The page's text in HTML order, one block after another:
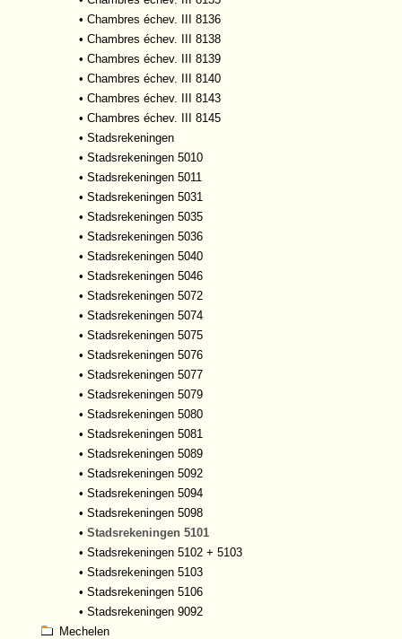
• Chambres échev. III 8136
• Chambres échev. III 8138
• Chambres échev. III 8139
• Chambres échev. III 8140
• Chambres échev. III 8143
• Chambres échev. III 8145
• Stadsrekeningen
• Stadsrekeningen 5010
• Stadsrekeningen 5011
• Stadsrekeningen 5031
• Stadsrekeningen 5035
• Stadsrekeningen 5036
• Stadsrekeningen 5040
• Stadsrekeningen 5046
• Stadsrekeningen 5072
• Stadsrekeningen 5074
• Stadsrekeningen 5075
• Stadsrekeningen 5076
• Stadsrekeningen 5077
• Stadsrekeningen 5079
• Stadsrekeningen 5080
• Stadsrekeningen 5081
• Stadsrekeningen 5089
• Stadsrekeningen 5092
• Stadsrekeningen 5094
• Stadsrekeningen 5098
• Stadsrekeningen 5101
• Stadsrekeningen 5102 + 5103
• Stadsrekeningen 5103
• Stadsrekeningen 5106
• Stadsrekeningen 9092
Mechelen